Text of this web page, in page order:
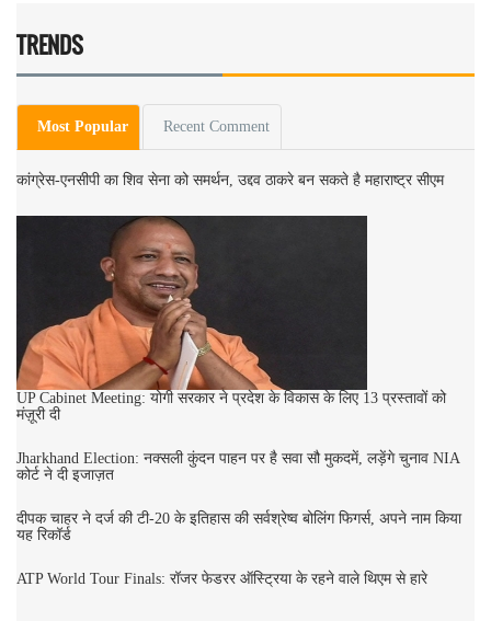
TRENDS
Most Popular Recent Comment
कांग्रेस-एनसीपी का शिव सेना को समर्थन, उद्दव ठाकरे बन सकते है महाराष्ट्र सीएम
UP Cabinet Meeting: योगी सरकार ने प्रदेश के विकास के लिए 13 प्रस्तावों को
मंज़ूरी दी
Jharkhand Election: नक्सली कुंदन पाहन पर है सवा सौ मुकदमें, लड़ेंगे चुनाव NIA
कोर्ट ने दी इजाज़त
दीपक चाहर ने दर्ज की टी-20 के इतिहास की सर्वश्रेष्व बोलिंग फिगर्स, अपने नाम किया
यह रिकॉर्ड
ATP World Tour Finals: रॉजर फेडरर ऑस्ट्रिया के रहने वाले थिएम से हारे